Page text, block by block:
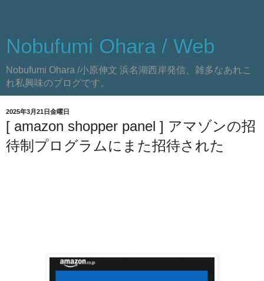
Nobufumi Ohara / Web
Nobufumi Ohara /小原伸文 浜名湖西岸発信、雑多なあれこ
れ私興味のブログです。
2025年3月21日金曜日
[ amazon shopper panel ] アマゾンの招
待制プログラムにまた招待された